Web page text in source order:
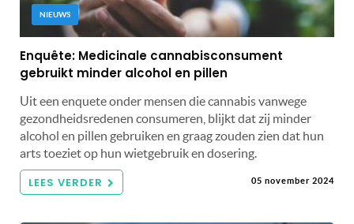
NIEUWS
Enquête: Medicinale cannabisconsument
gebruikt minder alcohol en pillen
Uit een enquete onder mensen die cannabis vanwege
gezondheidsredenen consumeren, blijkt dat zij minder
alcohol en pillen gebruiken en graag zouden zien dat hun
arts toeziet op hun wietgebruik en dosering.
LEES VERDER 05 november 2024